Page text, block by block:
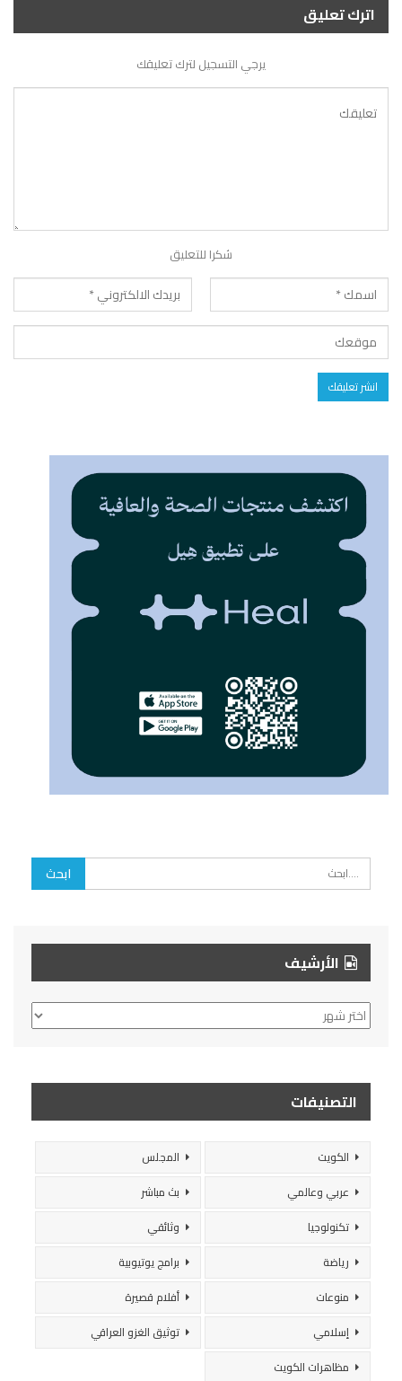
اترك تعليق
يرجي التسجيل لترك تعليقك
شكرا للتعليق
الأرشيف
الأرشيف
التصنيفات
الكويت
المجلس
عربي وعالمي
بث مباشر
تكنولوجيا
وثائقي
رياضة
برامج يوتيوبية
منوعات
أفلام قصيرة
إسلامي
توثيق الغزو العراقي
مظاهرات الكويت